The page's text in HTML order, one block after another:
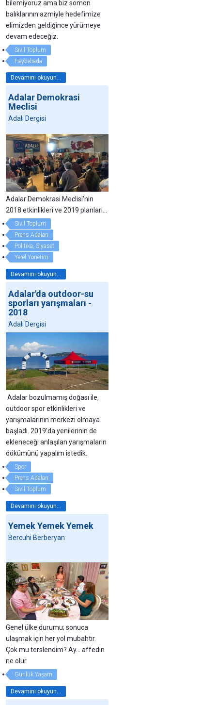
bilemiyoruz ama biz somon
balıklarının azmiyle hedefimize
elimizden geldiğince yürümeye
devam edeceğiz.
Sivil Toplum
Heybeliada
Devamını okuyun...
Adalar Demokrasi
Meclisi
Adalı Dergisi
Adalar Demokrasi Meclisi'nin
2018 etkinlikleri ve 2019 planları...
Sivil Toplum
Prens Adaları
Politika, Siyaset
Yerel Yönetim
Devamını okuyun...
Adalar'da outdoor-su
sporları yarışmaları -
2018
Adalı Dergisi
Adalar bozulmamış doğası ile,
outdoor spor etkinlikleri ve
yarışmalarının merkezi olmaya
başladı. 2019’da yenilerinin de
ekleneceği anlaşılan yarışmaların
dökümünü yapalım istedik.
Spor
Prens Adaları
Sivil Toplum
Devamını okuyun...
Yemek Yemek Yemek
Bercuhi Berberyan
Genel ülke durumu; sonuca
ulaşmak için her yol mubahtır.
Çok mu terslendim? Ay... affedin
ne olur.
Günlük Yaşam
Devamını okuyun...